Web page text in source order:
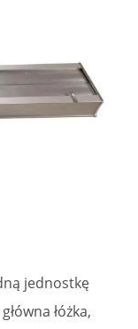
jednostkę
łóżka,